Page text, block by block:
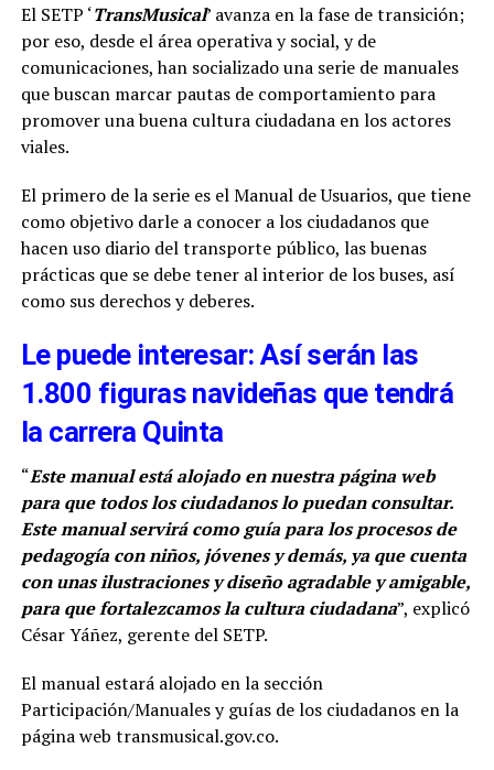
El SETP ‘TransMusical’ avanza en la fase de transición;
por eso, desde el área operativa y social, y de
comunicaciones, han socializado una serie de manuales
que buscan marcar pautas de comportamiento para
promover una buena cultura ciudadana en los actores
viales.
El primero de la serie es el Manual de Usuarios, que tiene
como objetivo darle a conocer a los ciudadanos que
hacen uso diario del transporte público, las buenas
prácticas que se debe tener al interior de los buses, así
como sus derechos y deberes.
Le puede interesar: Así serán las
1.800 figuras navideñas que tendrá
la carrera Quinta
“Este manual está alojado en nuestra página web
para que todos los ciudadanos lo puedan consultar.
Este manual servirá como guía para los procesos de
pedagogía con niños, jóvenes y demás, ya que cuenta
con unas ilustraciones y diseño agradable y amigable,
para que fortalezcamos la cultura ciudadana”, explicó
César Yáñez, gerente del SETP.
El manual estará alojado en la sección
Participación/Manuales y guías de los ciudadanos en la
página web transmusical.gov.co.